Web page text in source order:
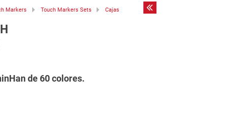
Markers Touch Markers Sets
Cajas
de 60 colores.